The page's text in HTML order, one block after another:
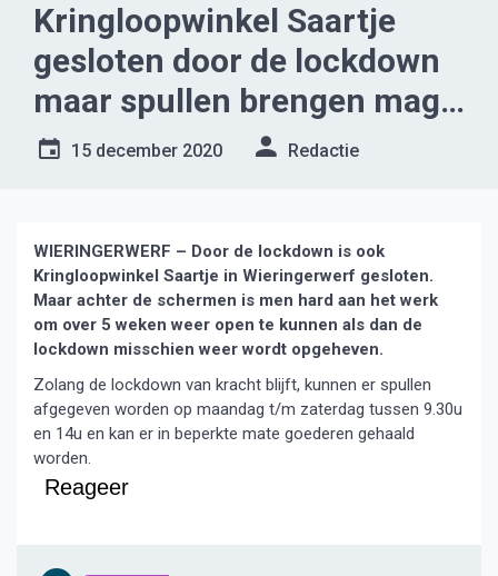
Kringloopwinkel Saartje
gesloten door de lockdown
maar spullen brengen mag
gewoon
15 december 2020 Redactie
WIERINGERWERF – Door de lockdown is ook
Kringloopwinkel Saartje in Wieringerwerf gesloten.
Maar achter de schermen is men hard aan het werk
om over 5 weken weer open te kunnen als dan de
lockdown misschien weer wordt opgeheven.
Zolang de lockdown van kracht blijft, kunnen er spullen
afgegeven worden op maandag t/m zaterdag tussen 9.30u
en 14u en kan er in beperkte mate goederen gehaald
worden.
Reageer